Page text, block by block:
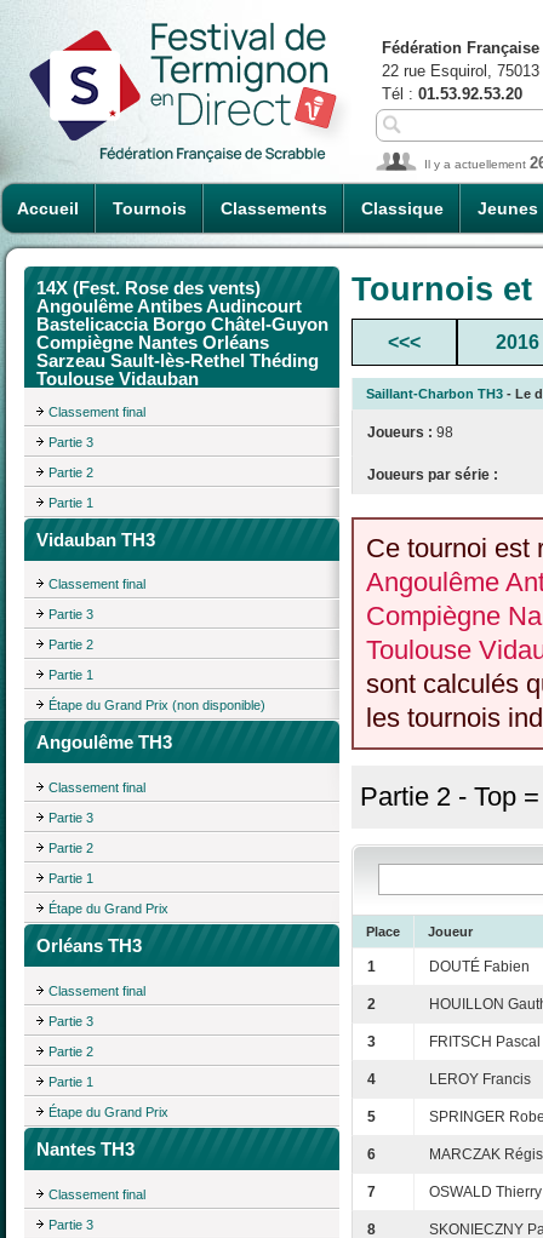
Accueil Tournois Classements Classique Jeunes
Fédération
22 rue Esquirol,
Tél : 01.53.92.53.20
Il y a actuellement
14X (Fest. Rose des vents)
Angoulême Antibes Audincourt
Bastelicaccia Borgo Châtel-Guyon
Compiègne Nantes Orléans
Sarzeau Sault-lès-Rethel Théding
Toulouse Vidauban
Classement final
Partie 3
Partie 2
Partie 1
Vidauban TH3
Classement final
Partie 3
Partie 2
Partie 1
Étape du Grand Prix (non disponible)
Angoulême TH3
Classement final
Partie 3
Partie 2
Partie 1
Étape du Grand Prix
Orléans TH3
Classement final
Partie 3
Partie 2
Partie 1
Étape du Grand Prix
Nantes TH3
Classement final
Partie 3
Tournois
<<< 2016
Saillant-Charbon TH3 - Le
Joueurs : 98
Joueurs par série :
Ce tournoi est
Angoulême
Compiègne
Toulouse
sont calculés
les tournois
Partie 2 - Top
Place Joueur
1 DOUTÉ Fabien
2 HOUILLON
3 FRITSCH Pascal
4 LEROY Francis
5 SPRINGER
6 MARCZAK Régis
7 OSWALD Thierry
8 SKONIECZNY